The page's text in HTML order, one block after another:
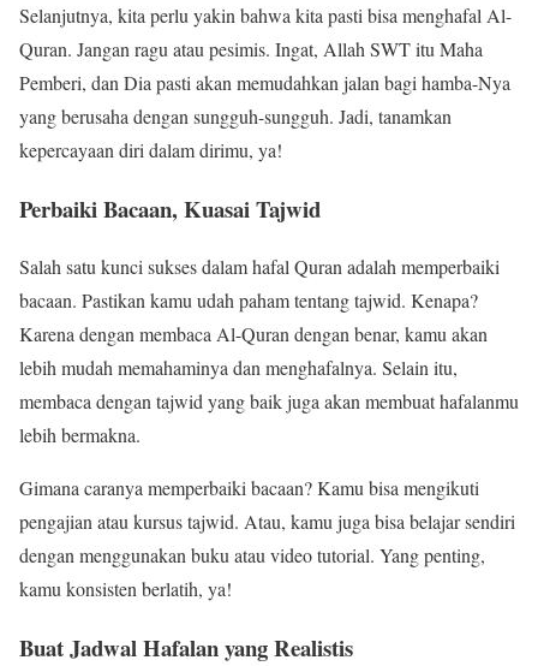
Selanjutnya, kita perlu yakin bahwa kita pasti bisa menghafal Al-
Quran. Jangan ragu atau pesimis. Ingat, Allah SWT itu Maha
Pemberi, dan Dia pasti akan memudahkan jalan bagi hamba-Nya
yang berusaha dengan sungguh-sungguh. Jadi, tanamkan
kepercayaan diri dalam dirimu, ya!
Perbaiki Bacaan, Kuasai Tajwid
Salah satu kunci sukses dalam hafal Quran adalah memperbaiki
bacaan. Pastikan kamu udah paham tentang tajwid. Kenapa?
Karena dengan membaca Al-Quran dengan benar, kamu akan
lebih mudah memahaminya dan menghafalnya. Selain itu,
membaca dengan tajwid yang baik juga akan membuat hafalanmu
lebih bermakna.
Gimana caranya memperbaiki bacaan? Kamu bisa mengikuti
pengajian atau kursus tajwid. Atau, kamu juga bisa belajar sendiri
dengan menggunakan buku atau video tutorial. Yang penting,
kamu konsisten berlatih, ya!
Buat Jadwal Hafalan yang Realistis